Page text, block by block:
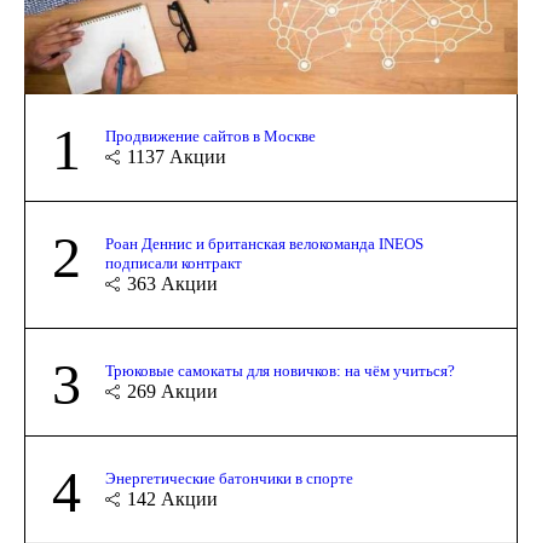
1 Продвижение сайтов в Москве
1137 Акции
2
Роан Деннис и британская велокоманда INEOS
подписали контракт
363 Акции
3 Трюковые самокаты для новичков: на чём учиться?
269 Акции
4 Энергетические батончики в спорте
142 Акции